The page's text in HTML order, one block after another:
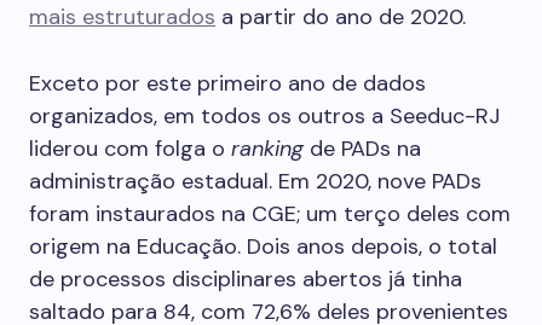
mais estruturados a partir do ano de 2020.
Exceto por este primeiro ano de dados
organizados, em todos os outros a Seeduc-RJ
liderou com folga o rankingde PADs na
administração estadual. Em 2020, nove PADs
foram instaurados na CGE; um terço deles com
origem na Educação. Dois anos depois, o total
de processos disciplinares abertos já tinha
saltado para 84, com 72,6% deles provenientes